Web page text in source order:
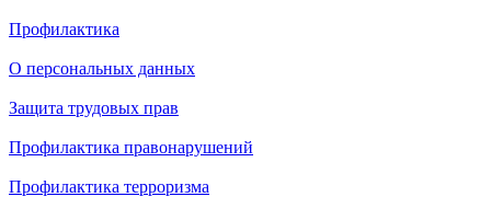
Профилактика
О персональных данных
Защита трудовых прав
Профилактика правонарушений
Профилактика терроризма